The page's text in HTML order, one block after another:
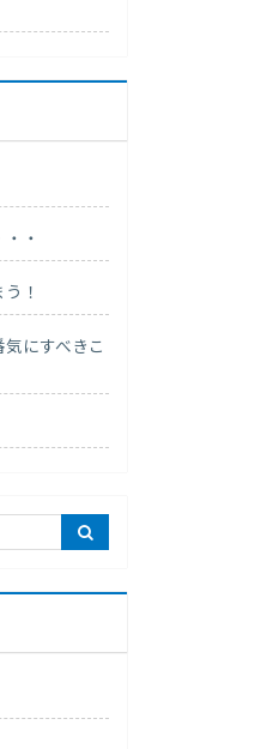
・
！
にすべきこ